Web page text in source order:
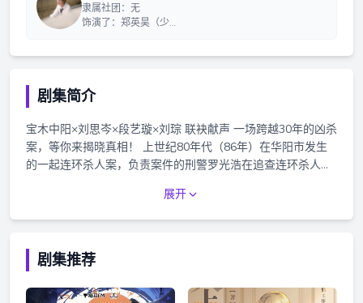
隶属社团：无
饰演了：郑英昊（少…
剧集简介
宝木中阳×刘思岑×段艺璇×刘琮 联袂献声 一场跨越30年的凶杀
案，等你来揭晓真相！ 上世纪80年代（86年）在华阳市发生
的一起连环杀人案，负责案件的刑警罗光浩在追查连环杀人案
失去意识，醒来后发现“穿越”到30年后的华阳。 也许冥冥之中
命运自有安排，30年前牵扯其中的一些人又聚到了一起，通过
展开
剧集推荐